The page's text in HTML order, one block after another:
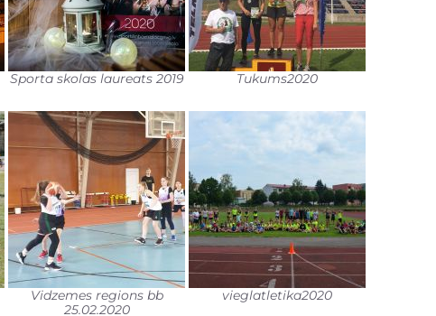
Sporta skolas laureats 2019 Tukums2020
Vidzemes regions bb
25.02.2020
vieglatletika2020